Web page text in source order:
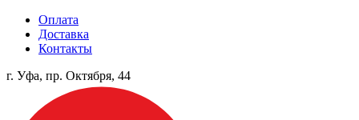
Оплата
Доставка
Контакты
г. Уфа, пр. Октября, 44